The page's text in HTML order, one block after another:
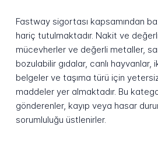
Fastway sigortası kapsamından
hariç tutulmaktadır. Nakit ve
mücevherler ve değerli metaller,
bozulabilir gıdalar, canlı hayvanlar,
belgeler ve taşıma türü için
maddeler yer almaktadır. Bu
gönderenler, kayıp veya hasar
sorumluluğu üstlenirler.